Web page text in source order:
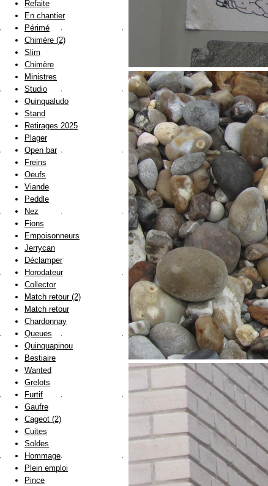
Refaite
En chantier
Périmé
Chimère (2)
Slim
Chimère
Ministres
Studio
Quinqualudo
Stand
Retirages 2025
Plager
Open bar
Freins
Oeufs
Viande
Peddle
Nez
Fions
Empoisonneurs
Jerrycan
Déclamper
Horodateur
Collector
Match retour (2)
Match retour
Chardonnay
Queues
Quinquapinou
Bestiaire
Wanted
Grelots
Furtif
Gaufre
Cageot (2)
Cuites
Soldes
Hommage
Plein emploi
Pince